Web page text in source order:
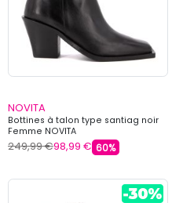
NOVITA
Bottines à talon type santiag noir
Femme NOVITA
249,99 €98,99 € 60%